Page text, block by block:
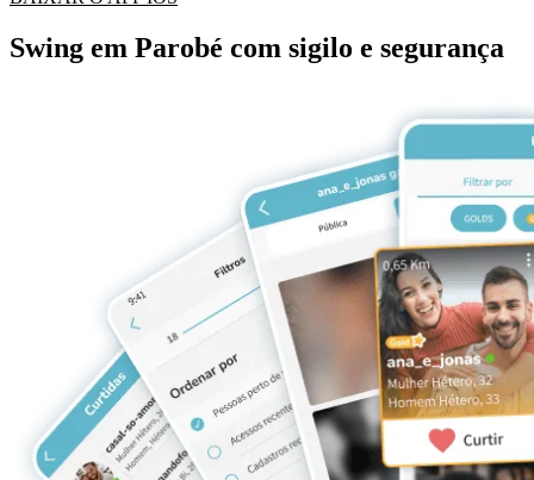
Swing em Parobé com sigilo e segurança